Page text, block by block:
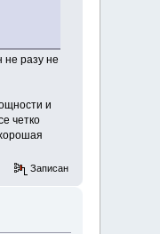
не разу не
и
четко
Записан